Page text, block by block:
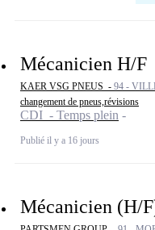
Mécanicien H/F
KAER VSG PNEUS - 94 -
changement de pneus,révisions
CDI - Temps plein
Publié il y a 16 jours
Mécanicien (H/